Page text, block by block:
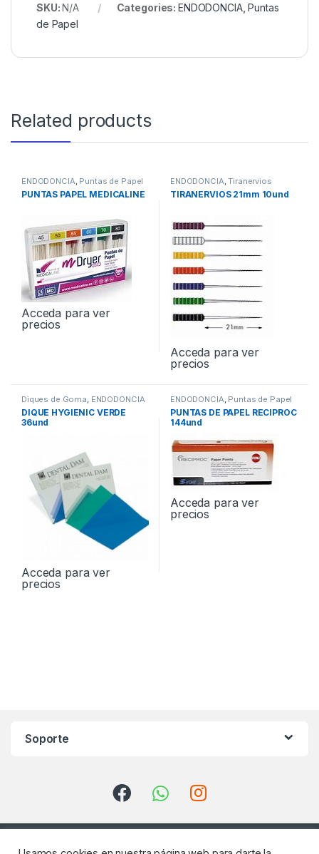
SKU:N/A Categories: ENDODONCIA,Puntas
de Papel
Related products
ENDODONCIA Puntas de Papel
PUNTAS PAPEL MEDICALINE
Acceda para ver
precios
ENDODONCIA ,Tiranervios
TIRANERVIOS 21mm 10und
Acceda para ver
precios
Diques de Goma, ENDODONCIA
DIQUE HYGIENIC VERDE
36und
Acceda para ver
precios
ENDODONCIA, Puntas de Papel
PUNTAS DE PAPEL RECIPROC
144und
Acceda para ver
precios
Soporte